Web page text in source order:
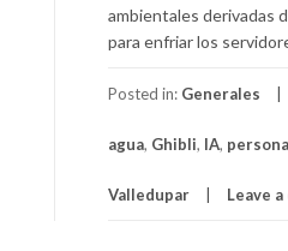
ambientales derivadas
para enfriar los
Posted in: Generales
agua, Ghibli, IA,
Valledupar Leave